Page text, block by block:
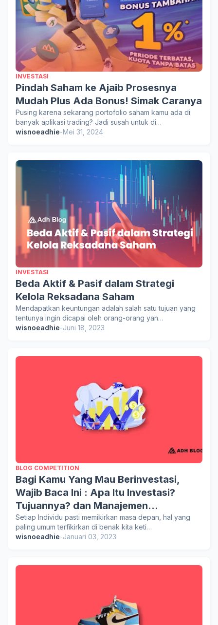
INVESTASI
Pindah Saham ke Ajaib Prosesnya
Mudah Plus Ada Bonus! Simak Caranya
Pusing karena sekarang portofolio saham kamu ada di
banyak aplikasi trading? Jadi susah untuk di…
wisnoeadhie-Mei 31, 2024
INVESTASI
Beda Aktif & Pasif dalam Strategi
Kelola Reksadana Saham
Mendapatkan keuntungan adalah salah satu tujuan yang
tentunya ingin dicapai oleh orang-orang yan…
wisnoeadhie-Juni 18, 2023
BLOG COMPETITION
Bagi Kamu Yang Mau Berinvestasi,
Wajib Baca Ini : Apa Itu Investasi?
Tujuannya? dan Manajemen
kebijakannya?
Setiap Individu pasti memikirkan masa depan, hal yang
paling umum terfikirkan di benak kita keti…
wisnoeadhie-Januari 03, 2023